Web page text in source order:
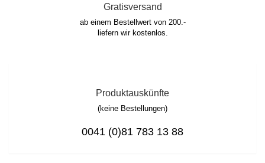
Gratisversand
ab einem Bestellwert von 200.-
liefern wir kostenlos.
Produktauskünfte
(keine Bestellungen)
0041 (0)81 783 13 88